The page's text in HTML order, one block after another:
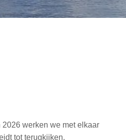
werken we met elkaar
tot terugkijken.